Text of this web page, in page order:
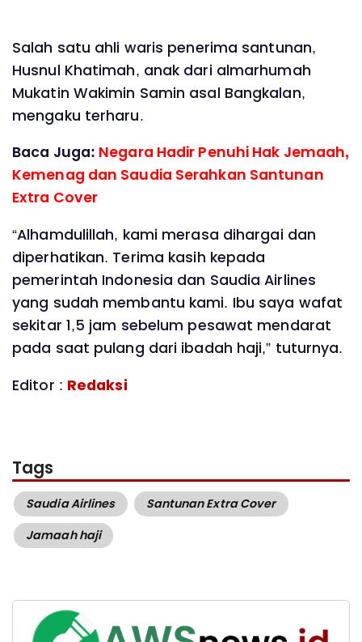
Salah satu ahli waris penerima santunan,
Husnul Khatimah, anak dari almarhumah
Mukatin Wakimin Samin asal Bangkalan,
mengaku terharu.
Baca Juga: Negara Hadir Penuhi Hak Jemaah,
Kemenag dan Saudia Serahkan Santunan
Extra Cover
“Alhamdulillah, kami merasa dihargai dan
diperhatikan. Terima kasih kepada
pemerintah Indonesia dan Saudia Airlines
yang sudah membantu kami. Ibu saya wafat
sekitar 1,5 jam sebelum pesawat mendarat
pada saat pulang dari ibadah haji,” tuturnya.
Editor : Redaksi
Tags
Saudia Airlines
Santunan Extra Cover
Jamaah haji